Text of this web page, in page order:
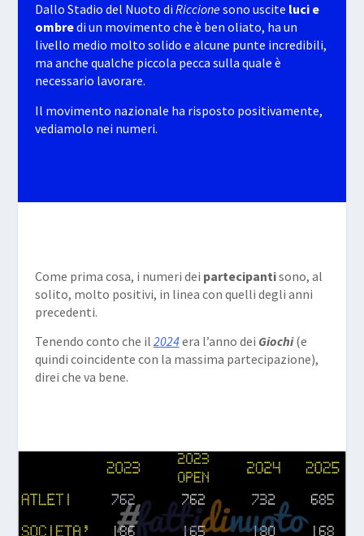
Dallo Stadio del Nuoto diRiccionesono uscite luci e
ombredi un movimento che è ben oliato, ha un
livello medio molto solido e alcune punte incredibili,
ma anche qualche piccola pecca sulla quale è
necessario lavorare.
Il movimento nazionale ha risposto positivamente,
vediamolo nei numeri.
Come prima cosa, i numeri dei partecipantisono, al
solito, molto positivi, in linea con quelli degli anni
precedenti.
Tenendo conto che il 2024era l’anno dei Giochi(e
quindi coincidente con la massima partecipazione),
direi che va bene.